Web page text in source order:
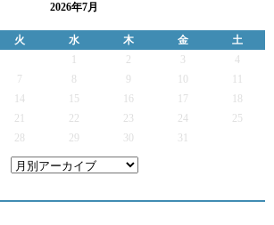
2026年7月
火 水 木 金
土
2 3
4
7 9
14 15 16 17
21 22 23 24
25
28 29 30 31